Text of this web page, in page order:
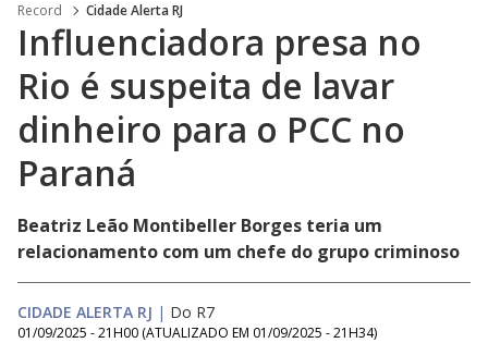
Record Cidade Alerta RJ
Influenciadora presa no
Rio é suspeita de lavar
dinheiro para o PCC no
Paraná
Beatriz Leão Montibeller Borges teria um
relacionamento com um chefe do grupo criminoso
CIDADE ALERTA RJ | Do R7
01/09/2025 - 21H00 (ATUALIZADO EM 01/09/2025 - 21H34)